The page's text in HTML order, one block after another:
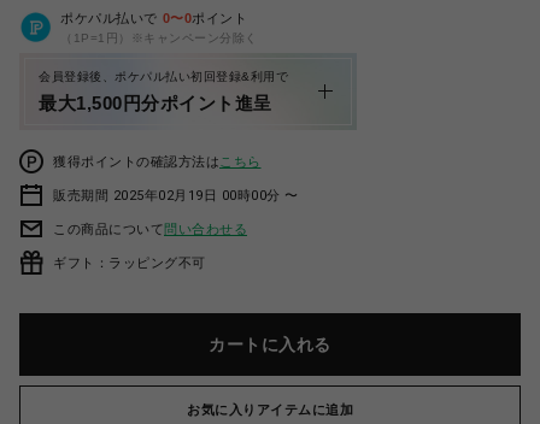
ポケパル払いで 0〜0ポイント
（1P=1円）※キャンペーン分除く
会員登録後、ポケパル払い初回登録&利用で
最大1,500円分ポイント進呈
獲得ポイントの確認方法は こちら
販売期間 2025年02月19日 00時00分 〜
この商品について問い合わせる
ギフト：ラッピング不可
カートに入れる
お気に入りアイテムに追加